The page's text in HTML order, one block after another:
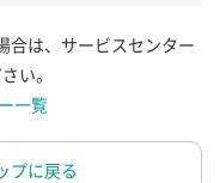
合は、サービスセンター
い。
一覧
プに戻る